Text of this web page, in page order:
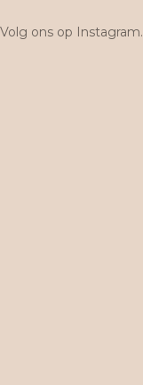
Volg ons op Instagram.